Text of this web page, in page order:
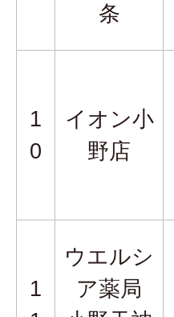
条
1
0
イオン小
野店
1
ウエルシ
ア薬局